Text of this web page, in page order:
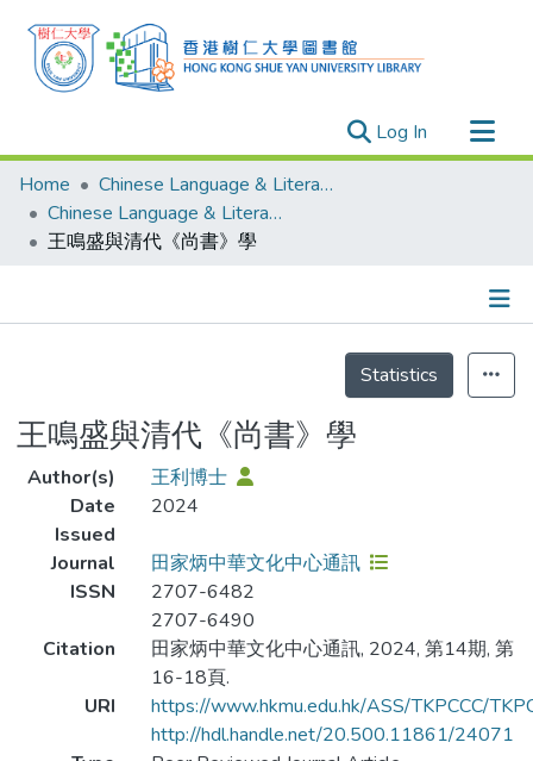
Log In (current)
Research Outputs
Researchers
Organizations
Events
Home
Chinese Language & Literature
Chinese Language & Literature - Publication
王鳴盛與清代《尚書》學
Statistics
王鳴盛與清代《尚書》學
Author(s)
王利博士
Date
Issued
2024
Journal
田家炳中華文化中心通訊
ISSN
2707-6482
2707-6490
Citation
田家炳中華文化中心通訊, 2024, 第14期, 第
16-18頁.
URI
https://www.hkmu.edu.hk/ASS/TKPCCC/
http://hdl.handle.net/20.500.11861/24071